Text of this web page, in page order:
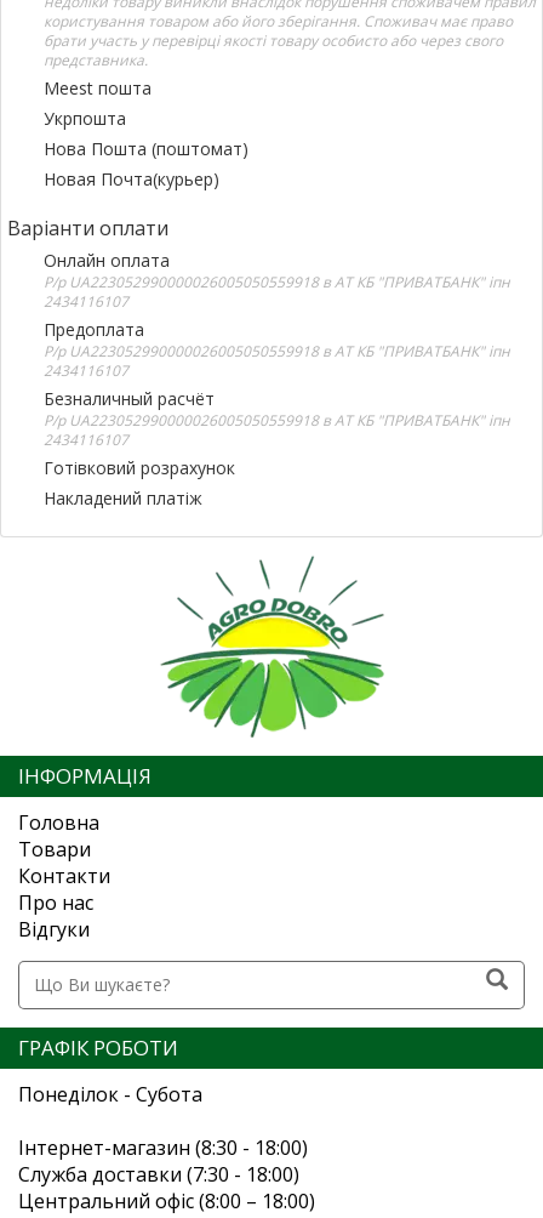
користування товаром або його зберігання. Споживач має право
брати участь у перевірці якості товару особисто або через свого
представника.
Meest пошта
Укрпошта
Нова Пошта (поштомат)
Новая Почта(курьер)
Варіанти оплати
Онлайн оплата
Р/р UA223052990000026005050559918 в АТ КБ "ПРИВАТБАНК" іпн
2434116107
Предоплата
Р/р UA223052990000026005050559918 в АТ КБ "ПРИВАТБАНК" іпн
2434116107
Безналичный расчёт
Р/р UA223052990000026005050559918 в АТ КБ "ПРИВАТБАНК" іпн
2434116107
Готівковий розрахунок
Накладений платіж
ІНФОРМАЦІЯ
Головна
Товари
Контакти
Про нас
Відгуки
ГРАФІК РОБОТИ
Понеділок - Субота
Інтернет-магазин (8:30 - 18:00)
Служба доставки (7:30 - 18:00)
Центральний офіс (8:00 – 18:00)